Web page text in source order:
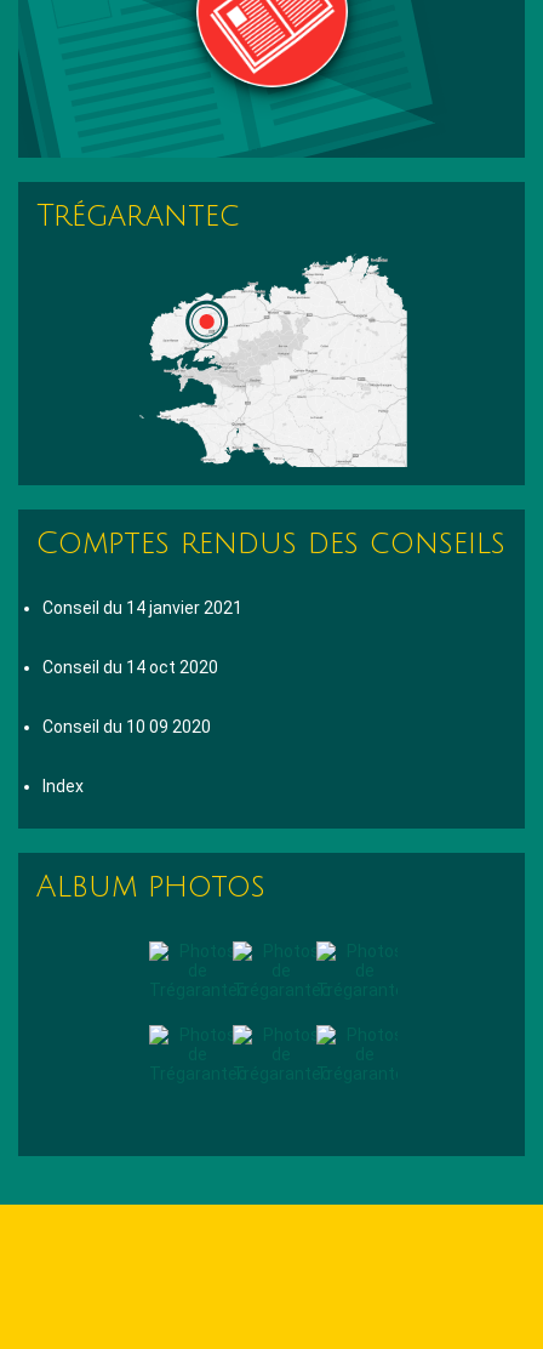
Trégarantec
Comptes rendus des conseils
Conseil du 14 janvier 2021
Conseil du 14 oct 2020
Conseil du 10 09 2020
Index
Album photos